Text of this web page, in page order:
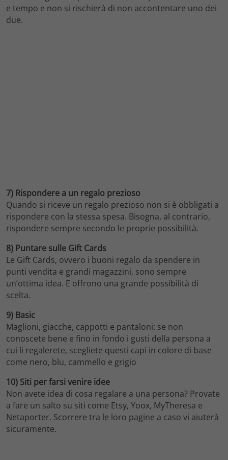
e tempo e non si rischierà di non accontentare uno dei
due.
7) Rispondere a un regalo prezioso
Quando si riceve un regalo prezioso non si è obbligati a
rispondere con la stessa spesa. Bisogna, al contrario,
rispondere sempre secondo le proprie possibilità.
8) Puntare sulle Gift Cards
Le Gift Cards, ovvero i buoni regalo da spendere in
punti vendita e grandi magazzini, sono sempre
un’ottima idea. E offrono una grande possibilità di
scelta.
9) Basic
Maglioni, giacche, cappotti e pantaloni: se non
conoscete bene e fino in fondo i gusti della persona a
cui li regalerete, scegliete questi capi in colore di base
come nero, blu, cammello e grigio
10) Siti per farsi venire idee
Non avete idea di cosa regalare a una persona? Provate
a fare un salto su siti come Etsy, Yoox, MyTheresa e
Netaporter. Scorrere tra le loro pagine a caso vi aiuterà
sicuramente.